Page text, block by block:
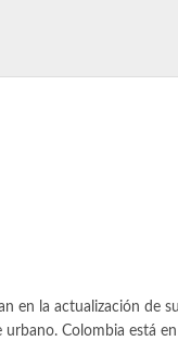
en la actualización de
urbano. Colombia está